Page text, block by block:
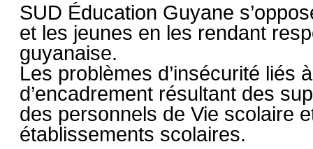
SUD Éducation Guyane
et les jeunes en les rendant
guyanaise.
Les problèmes d’insécurité liés
d’encadrement résultant des
des personnels de Vie scolaire
établissements scolaires.